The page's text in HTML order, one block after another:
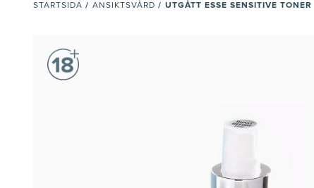
STARTSIDA / ANSIKTSVÅRD / UTGÅTT ESSE SENSITIVE TONER